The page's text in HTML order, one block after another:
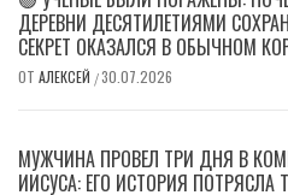
ДЕРЕВНИ ДЕСЯТИЛЕТИЯМИ
СЕКРЕТ ОКАЗАЛСЯ В ОБЫЧНОМ
ОТ АЛЕКСЕЙ /30.07.2026
МУЖЧИНА ПРОВЕЛ ТРИ ДНЯ В
ИИСУСА: ЕГО ИСТОРИЯ